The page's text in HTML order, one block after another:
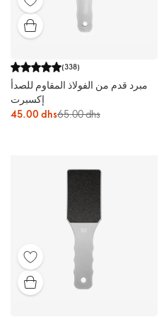
(338)
مبرد قدم من الفولاذ المقاوم للصدأ
إكسبرت
45.00 dhs65.00 dhs